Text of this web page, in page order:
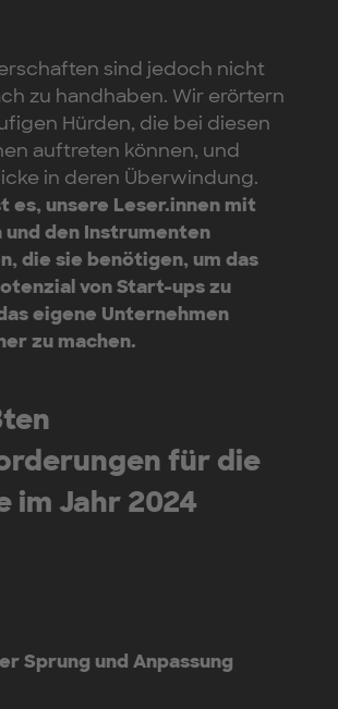
sind jedoch nicht
zu handhaben. Wir erörtern
Hürden, die bei diesen
auftreten können, und
in deren Überwindung.
es, unsere Leser.innen mit
und den Instrumenten
die sie benötigen, um das
von Start-ups zu
eigene Unternehmen
zu machen.
für die
im Jahr 2024
Sprung und Anpassung